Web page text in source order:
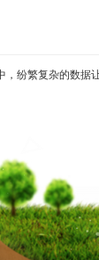
，纷繁复杂的数据